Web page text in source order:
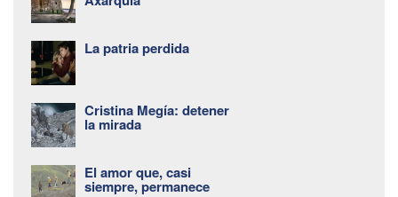
La patria perdida
Cristina Megía: detener
la mirada
El amor que, casi
siempre, permanece